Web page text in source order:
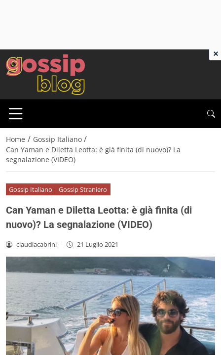
Home / Gossip Italiano /
Can Yaman e Diletta Leotta: è già finita (di nuovo)? La
segnalazione (VIDEO)
Gossip Italiano Gossip Straniero
Can Yaman e Diletta Leotta: è già finita (di
nuovo)? La segnalazione (VIDEO)
claudiacabrini - 21 Luglio 2021
×